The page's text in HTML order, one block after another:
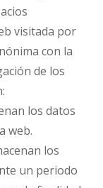
visitada por
con la
de los
los datos
web.
los
un periodo